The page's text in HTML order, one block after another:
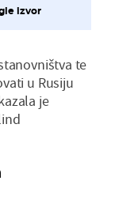
izvor
te
u Rusiju
je